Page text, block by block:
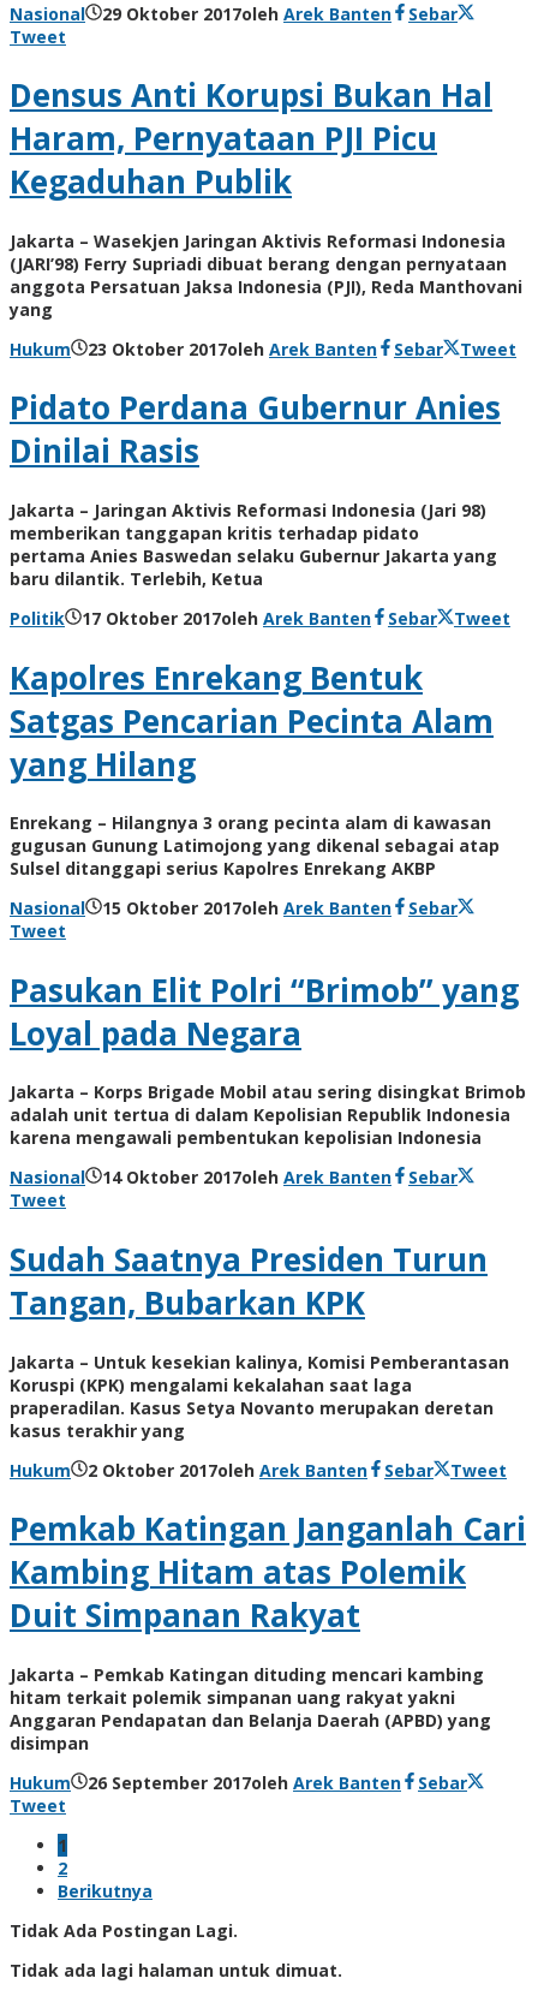
Nasional
29 Oktober 2017oleh Arek Banten
Sebar
Tweet
Densus Anti Korupsi Bukan Hal
Haram, Pernyataan PJI Picu
Kegaduhan Publik
Jakarta – Wasekjen Jaringan Aktivis Reformasi Indonesia
(JARI’98) Ferry Supriadi dibuat berang dengan pernyataan
anggota Persatuan Jaksa Indonesia (PJI), Reda Manthovani
yang
Hukum
23 Oktober 2017oleh Arek Banten Sebar Tweet
Pidato Perdana Gubernur Anies
Dinilai Rasis
Jakarta – Jaringan Aktivis Reformasi Indonesia (Jari 98)
memberikan tanggapan kritis terhadap pidato
pertama Anies Baswedan selaku Gubernur Jakarta yang
baru dilantik. Terlebih, Ketua
Politik
17 Oktober 2017oleh Arek Banten Sebar Tweet
Kapolres Enrekang Bentuk
Satgas Pencarian Pecinta Alam
yang Hilang
Enrekang – Hilangnya 3 orang pecinta alam di kawasan
gugusan Gunung Latimojong yang dikenal sebagai atap
Sulsel ditanggapi serius Kapolres Enrekang AKBP
Nasional
15 Oktober 2017oleh Arek Banten
Sebar
Tweet
Pasukan Elit Polri “Brimob” yang
Loyal pada Negara
Jakarta – Korps Brigade Mobil atau sering disingkat Brimob
adalah unit tertua di dalam Kepolisian Republik Indonesia
karena mengawali pembentukan kepolisian Indonesia
Nasional
14 Oktober 2017oleh Arek Banten
Sebar
Tweet
Sudah Saatnya Presiden Turun
Tangan, Bubarkan KPK
Jakarta – Untuk kesekian kalinya, Komisi Pemberantasan
Koruspi (KPK) mengalami kekalahan saat laga
praperadilan. Kasus Setya Novanto merupakan deretan
kasus terakhir yang
Hukum
2 Oktober 2017oleh Arek Banten Sebar Tweet
Pemkab Katingan Janganlah Cari
Kambing Hitam atas Polemik
Duit Simpanan Rakyat
Jakarta – Pemkab Katingan dituding mencari kambing
hitam terkait polemik simpanan uang rakyat yakni
Anggaran Pendapatan dan Belanja Daerah (APBD) yang
disimpan
Hukum
26 September 2017oleh Arek Banten
Sebar
Tweet
1
2
Berikutnya
Tidak Ada Postingan Lagi.
Tidak ada lagi halaman untuk dimuat.